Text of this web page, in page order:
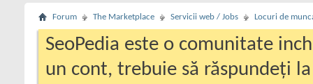
Forum The Marketplace Servicii web / Jobs Locuri de
SeoPedia este o comunitate
un cont, trebuie să răspundeți